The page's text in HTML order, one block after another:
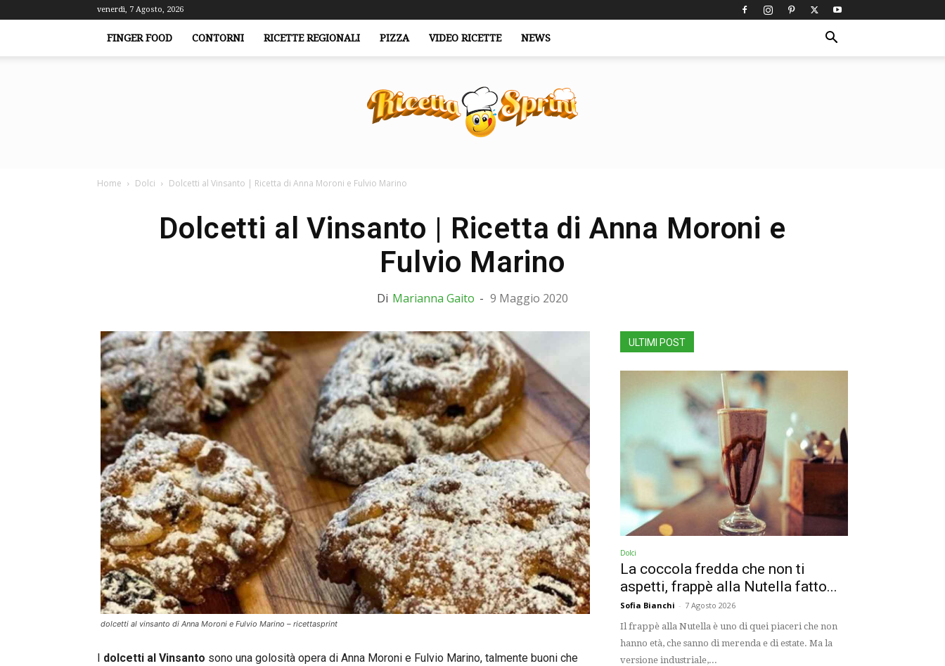
venerdì, 7 Agosto, 2026
FINGER FOOD CONTORNI RICETTE REGIONALI PIZZA VIDEO RICETTE NEWS
Home Dolci Dolcetti al Vinsanto | Ricetta di Anna Moroni e Fulvio Marino
Dolcetti al Vinsanto | Ricetta di Anna Moroni e
Fulvio Marino
Di Marianna Gaito - 9 Maggio 2020
dolcetti al vinsanto di Anna Moroni e Fulvio Marino – ricettasprint
dolcetti al Vinsanto sono una golosità opera di Anna Moroni e Fulvio Marino, talmente buoni che
ULTIMI POST
Dolci
La coccola fredda che non ti
aspetti, frappè alla Nutella fatto...
Sofia Bianchi - 7 Agosto 2026
Il frappè alla Nutella è uno di quei piaceri che non
hanno età, che sanno di merenda e di estate. Ma la
versione industriale,...